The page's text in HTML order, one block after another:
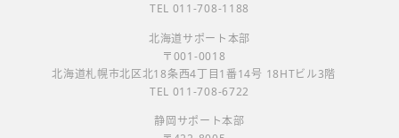
TEL 011-708-1188
北海道サポート本部
〒001-0018
北海道札幌市北区北18条西4丁目1番14号 18HTビル3階
TEL 011-708-6722
静岡サポート本部